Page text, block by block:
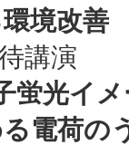
境改善
講演
蛍光イ
電荷の